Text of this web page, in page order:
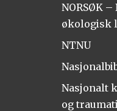
NORSØK
økologisk
NTNU
Nasjonalt
og